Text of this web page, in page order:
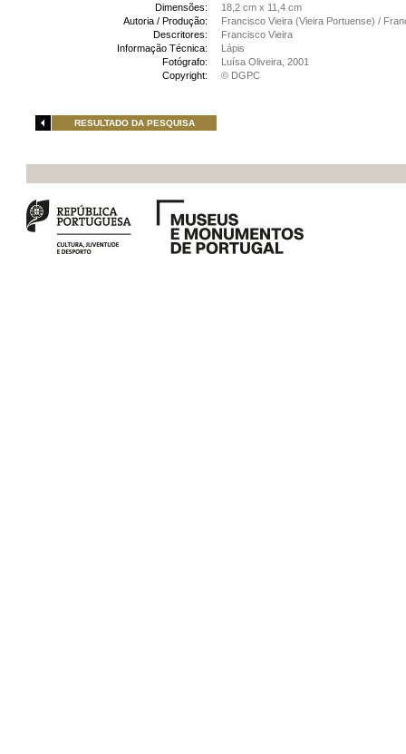
Dimensões:
18,2 cm x 11,4 cm
Autoria / Produção:
Francisco Vieira (Vieira Portuense) /
Descritores:
Francisco Vieira
Informação Técnica:
Lápis
Fotógrafo:
Luísa Oliveira, 2001
Copyright:
© DGPC
RESULTADO DA PESQUISA